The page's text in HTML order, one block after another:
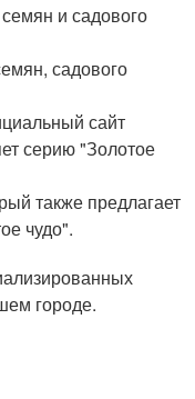
и садового
садового
сайт
серию "Золотое
также предлагает
чудо".
городе.